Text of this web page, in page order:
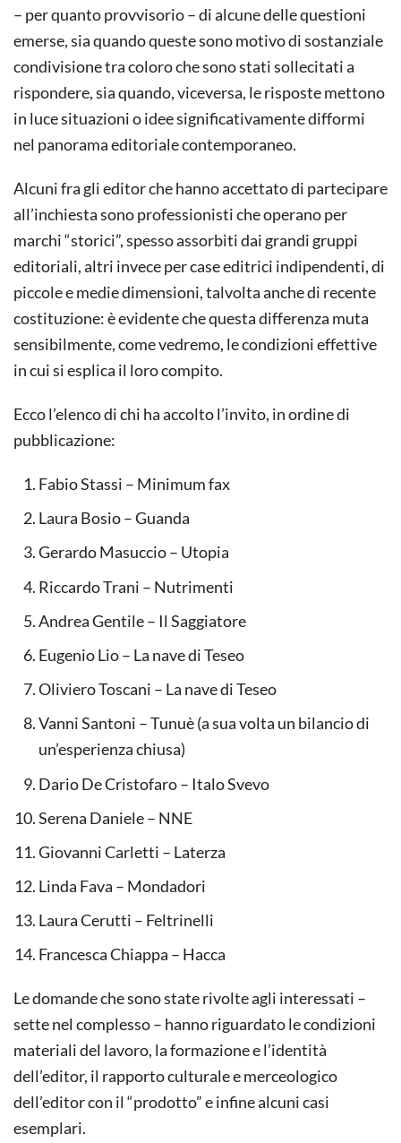
– per quanto provvisorio – di alcune delle questioni
emerse, sia quando queste sono motivo di sostanziale
condivisione tra coloro che sono stati sollecitati a
rispondere, sia quando, viceversa, le risposte mettono
in luce situazioni o idee significativamente difformi
nel panorama editoriale contemporaneo.
Alcuni fra gli editor che hanno accettato di partecipare
all’inchiesta sono professionisti che operano per
marchi “storici”, spesso assorbiti dai grandi gruppi
editoriali, altri invece per case editrici indipendenti, di
piccole e medie dimensioni, talvolta anche di recente
costituzione: è evidente che questa differenza muta
sensibilmente, come vedremo, le condizioni effettive
in cui si esplica il loro compito.
Ecco l’elenco di chi ha accolto l’invito, in ordine di
pubblicazione:
Fabio Stassi – Minimum fax
Laura Bosio – Guanda
Gerardo Masuccio – Utopia
Riccardo Trani – Nutrimenti
Andrea Gentile – Il Saggiatore
Eugenio Lio – La nave di Teseo
Oliviero Toscani – La nave di Teseo
Vanni Santoni – Tunuè (a sua volta un bilancio di
un’esperienza chiusa)
Dario De Cristofaro – Italo Svevo
Serena Daniele – NNE
Giovanni Carletti – Laterza
Linda Fava – Mondadori
Laura Cerutti – Feltrinelli
Francesca Chiappa – Hacca
Le domande che sono state rivolte agli interessati –
sette nel complesso – hanno riguardato le condizioni
materiali del lavoro, la formazione e l’identità
dell’editor, il rapporto culturale e merceologico
dell’editor con il “prodotto” e infine alcuni casi
esemplari.